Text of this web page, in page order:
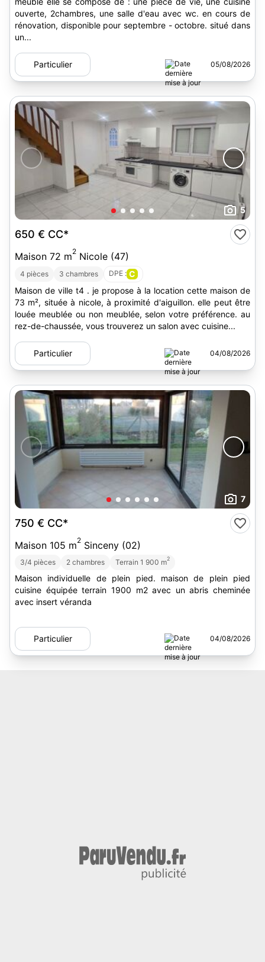
ouverte, 2chambres, une salle d'eau avec wc. en cours de
rénovation, disponible pour septembre - octobre. situé dans
un...
Particulier 05/08/2026
5
650 € CC*
Maison 72 m2 Nicole (47)
4 pièces 3 chambres DPE : C
Maison de ville t4 . je propose à la location cette maison de
73 m², située à nicole, à proximité d'aiguillon. elle peut être
louée meublée ou non meublée, selon votre préférence. au
rez-de-chaussée, vous trouverez un salon avec cuisine...
Particulier 04/08/2026
7
750 € CC*
Maison 105 m2 Sinceny (02)
3/4 pièces 2 chambres Terrain 1 900 m2
Maison individuelle de plein pied. maison de plein pied
cuisine équipée terrain 1900 m2 avec un abris cheminée
avec insert véranda
Particulier 04/08/2026